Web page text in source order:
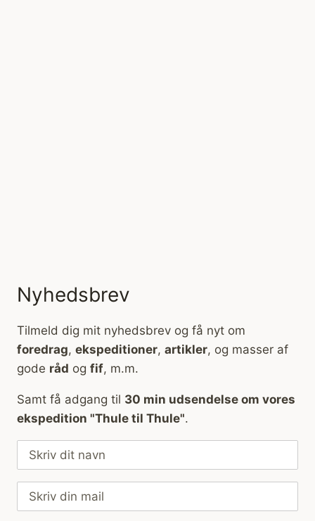
Nyhedsbrev
Tilmeld dig mit nyhedsbrev og få nyt om
foredrag, ekspeditioner, artikler, og masser af
gode råd og fif, m.m.
Samt få adgang til 30 min udsendelse om vores
ekspedition "Thule til Thule".